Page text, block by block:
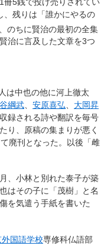
、残りは「誰かにやるの
のちに賢治の最初の全集
治に言及した文章を3つ
は中也の他に河上徹太
綱武 安原喜弘
大岡昇
録される詩や翻訳を毎号
り、原稿の集まりが悪く
廃刊となった。以後「雌
、小林と別れた泰子が築
はその子に「茂樹」と名
を気遣う手紙を書いた
国語学校専修科仏語部